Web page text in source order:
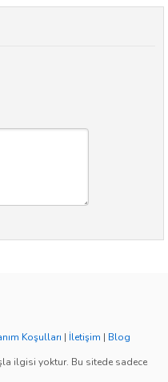
Koşulları | İletişim | Blog
ilgisi yoktur. Bu sitede sadece